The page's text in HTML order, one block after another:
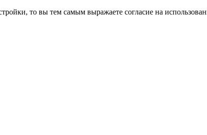
то вы тем самым выражаете согласие на